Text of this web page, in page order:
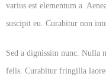
varius est elementum a.
suscipit eu. Curabitur non
Sed a dignissim nunc. Nulla
felis. Curabitur fringilla